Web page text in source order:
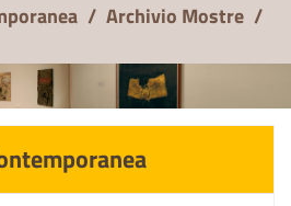
/ Archivio Mostre /